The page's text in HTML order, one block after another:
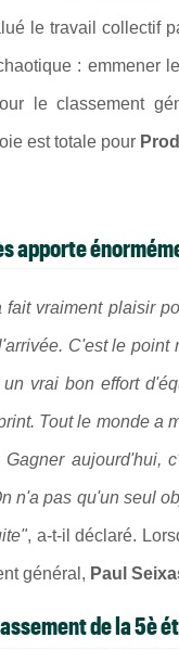
le travail collectif
: emmener
le classement
est totale pour
apporte
fait vraiment plaisir
C'est le
vrai bon effort
Tout le monde a
Gagner
n'a pas qu'un seul
, a-t-il déclaré.
général, Paul
de la 5è